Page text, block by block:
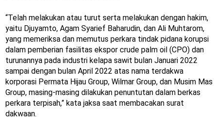
“Telah melakukan atau turut serta melakukan dengan hakim,
yaitu Djuyamto, Agam Syarief Baharudin, dan Ali Muhtarom,
yang memeriksa dan memutus perkara tindak pidana korupsi
dalam pemberian fasilitas ekspor crude palm oil (CPO) dan
turunannya pada industri kelapa sawit bulan Januari 2022
sampai dengan bulan April 2022 atas nama terdakwa
korporasi Permata Hijau Group, Wilmar Group, dan Musim Mas
Group, masing-masing dilakukan penuntutan dalam berkas
perkara terpisah,” kata jaksa saat membacakan surat
dakwaan.